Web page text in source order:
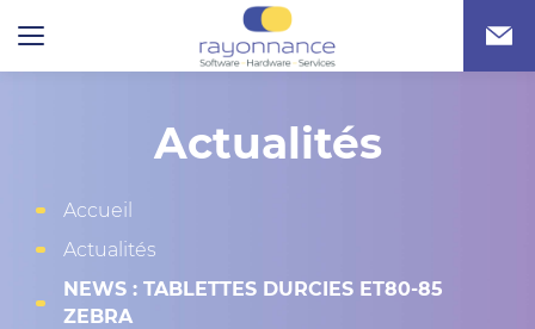
Actualités
Accueil
Actualités
NEWS : TABLETTES DURCIES ET80-85
ZEBRA